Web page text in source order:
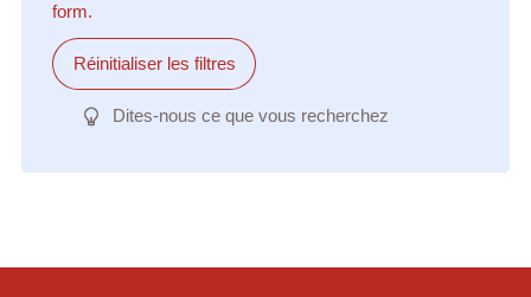
form.
Réinitialiser les filtres
Dites-nous ce que vous recherchez